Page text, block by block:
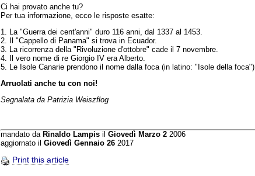
Ci hai provato anche tu?
Per tua informazione, ecco le risposte esatte:
1. La "Guerra dei cent'anni" duro 116 anni, dal 1337 al 1453.
2. Il "Cappello di Panama" si trova in Ecuador.
3. La ricorrenza della "Rivoluzione d'ottobre" cade il 7 novembre.
4. Il vero nome di re Giorgio IV era Alberto.
5. Le Isole Canarie prendono il nome dalla foca (in latino: "Isole della foca").
Arruolati anche tu con noi!
Segnalata da Patrizia Weiszflog
mandato da Rinaldo Lampis il Giovedì Marzo 2 2006
aggiornato il Giovedì Gennaio 26 2017
Print this article